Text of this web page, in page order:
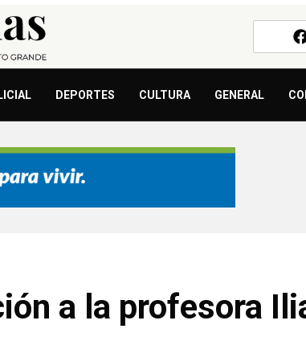
DEPORTES CULTURA GENERAL
a la profesora